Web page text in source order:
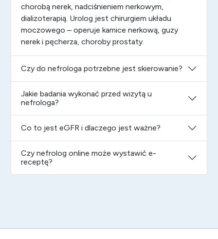
chorobą nerek, nadciśnieniem nerkowym,
dializoterapią. Urolog jest chirurgiem układu
moczowego – operuje kamice nerkową, guzy
nerek i pęcherza, choroby prostaty.
Czy do nefrologa potrzebne jest skierowanie?
Jakie badania wykonać przed wizytą u
nefrologa?
Co to jest eGFR i dlaczego jest ważne?
Czy nefrolog online może wystawić e-
receptę?